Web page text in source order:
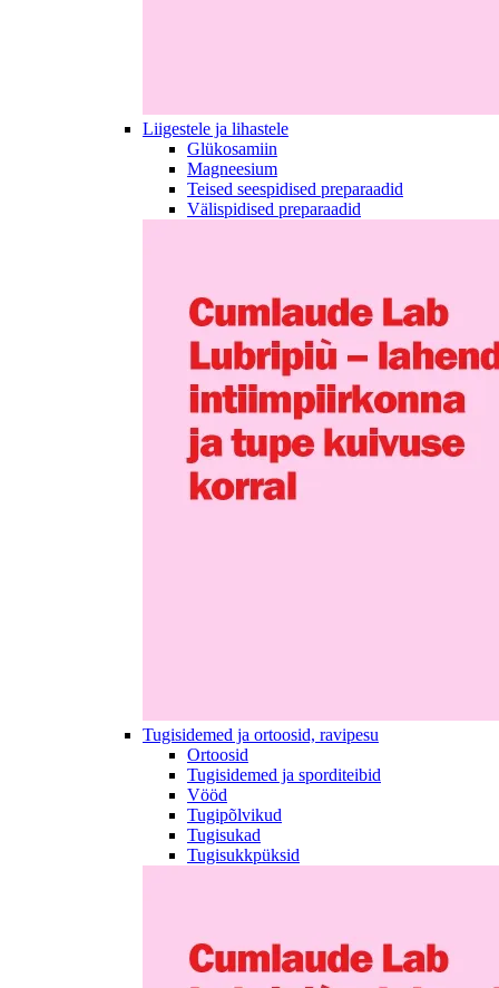
Liigestele ja lihastele
Glükosamiin
Magneesium
Teised seespidised preparaadid
Välispidised preparaadid
Tugisidemed ja ortoosid, ravipesu
Ortoosid
Tugisidemed ja sporditeibid
Vööd
Tugipõlvikud
Tugisukad
Tugisukkpüksid